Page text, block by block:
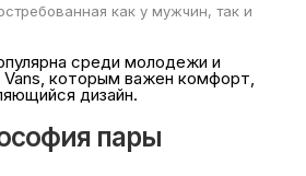
как у мужчин, так и
среди молодежи и
Vans, которым важен комфорт,
дизайн.
пары